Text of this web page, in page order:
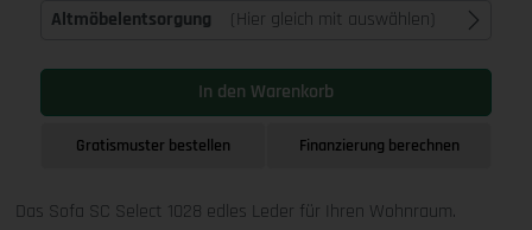
Altmöbelentsorgung (Hier gleich mit auswählen)
In den Warenkorb
Gratismuster bestellen Finanzierung berechnen
Das Sofa SC Select 1028 edles Leder für Ihren Wohnraum.